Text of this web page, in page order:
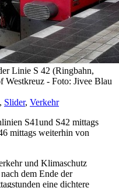
Linie S 42 (Ringbahn,
Westkreuz - Foto: Jivee Blau
, Slider, Verkehr
S41und S42 mittags
mittags weiterhin von
und Klimaschutz
dem Ende der
eine dichtere